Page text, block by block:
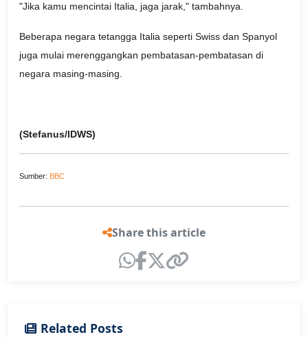
"Jika kamu mencintai Italia, jaga jarak," tambahnya.
Beberapa negara tetangga Italia seperti Swiss dan Spanyol
juga mulai merenggangkan pembatasan-pembatasan di
negara masing-masing.
(Stefanus/IDWS)
Sumber: BBC
Share this article
Related Posts